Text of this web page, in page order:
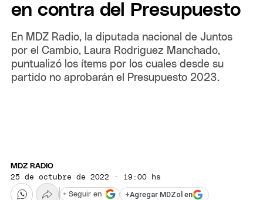
en contra del Presupuesto
En MDZ Radio, la diputada nacional de Juntos
por el Cambio, Laura Rodriguez Manchado,
puntualizó los ítems por los cuales desde su
partido no aprobarán el Presupuesto 2023.
MDZ RADIO
25 de octubre de 2022 · 19:00 hs
+Agregar MDZol en
+ Seguir en